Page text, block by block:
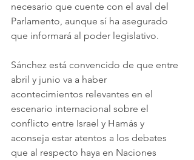
necesario que cuente con el aval del
Parlamento, aunque sí ha asegurado
que informará al poder legislativo.
Sánchez está convencido de que entre
abril y junio va a haber
acontecimientos relevantes en el
escenario internacional sobre el
conflicto entre Israel y Hamás y
aconseja estar atentos a los debates
que al respecto haya en Naciones